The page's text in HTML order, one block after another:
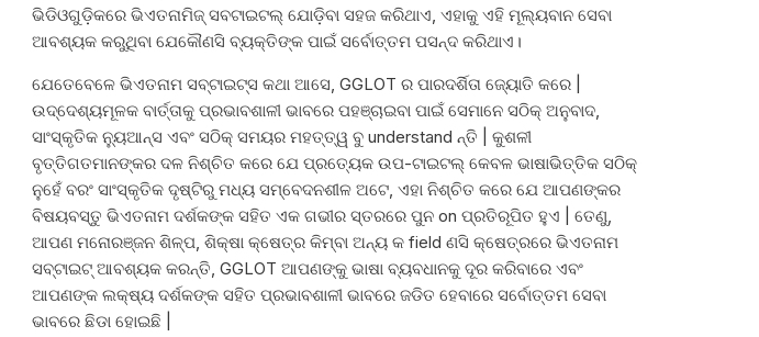
ଭିଡିଓଗୁଡ଼ିକରେ ଭିଏତନାମିଜ୍ ସବଟାଇଟଲ୍ ଯୋଡ଼ିବା ସହଜ କରିଥାଏ, ଏହାକୁ ଏହି ମୂଲ୍ୟବାନ ସେବା
ଆବଶ୍ୟକ କରୁଥିବା ଯେକୌଣସି ବ୍ୟକ୍ତିଙ୍କ ପାଇଁ ସର୍ବୋତ୍ତମ ପସନ୍ଦ କରିଥାଏ।
ଯେତେବେଳେ ଭିଏତନାମ ସବ୍ଟାଇଟ୍ସ କଥା ଆସେ, GGLOT ର ପାରଦର୍ଶିତା ଜ୍ୟୋତି କରେ |
ଉଦ୍ଦେଶ୍ୟମୂଳକ ବାର୍ତ୍ତାକୁ ପ୍ରଭାବଶାଳୀ ଭାବରେ ପହଞ୍ଚାଇବା ପାଇଁ ସେମାନେ ସଠିକ୍ ଅନୁବାଦ,
ସାଂସ୍କୃତିକ ନ୍ୟୁଆନ୍ସ ଏବଂ ସଠିକ୍ ସମୟର ମହତ୍ତ୍ୱ ବୁ understand ନ୍ତି | କୁଶଳୀ
ବୃତ୍ତିଗତମାନଙ୍କର ଦଳ ନିଶ୍ଚିତ କରେ ଯେ ପ୍ରତ୍ୟେକ ଉପ-ଟାଇଟଲ୍ କେବଳ ଭାଷାଭିତ୍ତିକ ସଠିକ୍
ନୁହେଁ ବରଂ ସାଂସ୍କୃତିକ ଦୃଷ୍ଟିରୁ ମଧ୍ୟ ସମ୍ବେଦନଶୀଳ ଅଟେ, ଏହା ନିଶ୍ଚିତ କରେ ଯେ ଆପଣଙ୍କର
ବିଷୟବସ୍ତୁ ଭିଏତନାମ ଦର୍ଶକଙ୍କ ସହିତ ଏକ ଗଭୀର ସ୍ତରରେ ପୁନ on ପ୍ରତିରୂପିତ ହୁଏ | ତେଣୁ,
ଆପଣ ମନୋରଞ୍ଜନ ଶିଳ୍ପ, ଶିକ୍ଷା କ୍ଷେତ୍ର କିମ୍ବା ଅନ୍ୟ କ field ଣସି କ୍ଷେତ୍ରରେ ଭିଏତନାମ
ସବ୍ଟାଇଟ୍ ଆବଶ୍ୟକ କରନ୍ତି, GGLOT ଆପଣଙ୍କୁ ଭାଷା ବ୍ୟବଧାନକୁ ଦୂର କରିବାରେ ଏବଂ
ଆପଣଙ୍କ ଲକ୍ଷ୍ୟ ଦର୍ଶକଙ୍କ ସହିତ ପ୍ରଭାବଶାଳୀ ଭାବରେ ଜଡିତ ହେବାରେ ସର୍ବୋତ୍ତମ ସେବା
ଭାବରେ ଛିଡା ହୋଇଛି |